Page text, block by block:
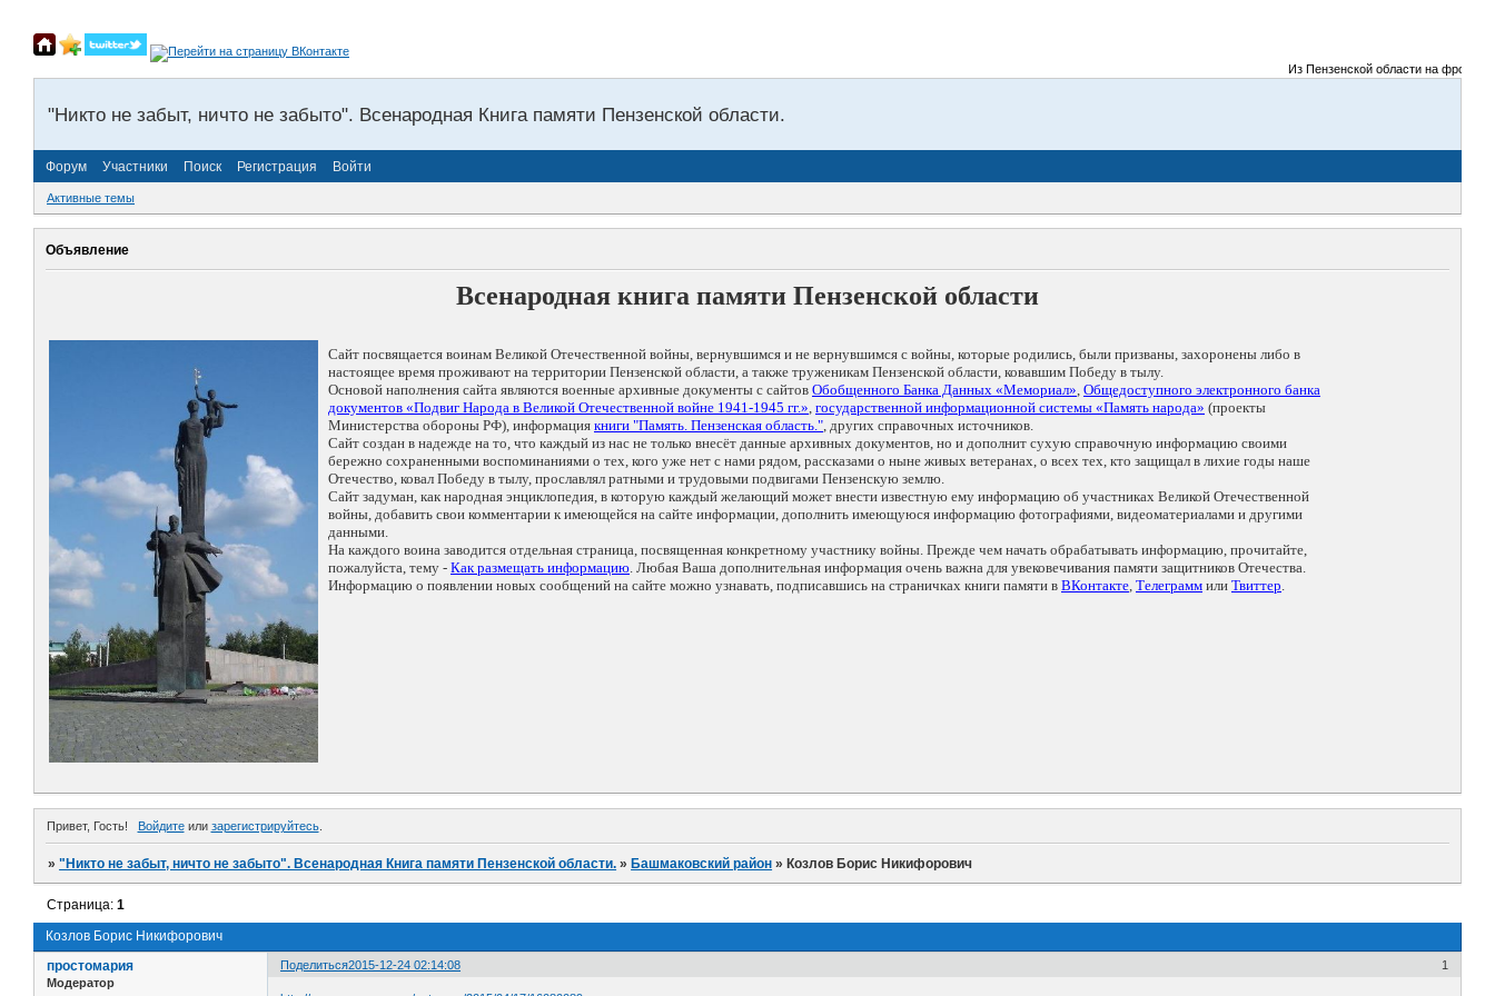
Из Пензенской области на фронты
"Никто не забыт, ничто не забыто". Всенародная Книга памяти Пензенской области.
Форум Участники Поиск Регистрация Войти
Активные темы
Объявление
Всенародная книга памяти Пензенской области
Сайт посвящается воинам Великой Отечественной войны, вернувшимся и не вернувшимся с войны, которые родились, были призваны, захоронены либо в
настоящее время проживают на территории Пензенской области, а также труженикам Пензенской области, ковавшим Победу в тылу.
Основой наполнения сайта являются военные архивные документы с сайтов Обобщенного Банка Данных «Мемориал», Общедоступного электронного банка
документов «Подвиг Народа в Великой Отечественной войне 1941-1945 гг.», государственной информационной системы «Память народа» (проекты
Министерства обороны РФ), информация книги "Память. Пензенская область.", других справочных источников.
Сайт создан в надежде на то, что каждый из нас не только внесёт данные архивных документов, но и дополнит сухую справочную информацию своими
бережно сохраненными воспоминаниями о тех, кого уже нет с нами рядом, рассказами о ныне живых ветеранах, о всех тех, кто защищал в лихие годы наше
Отечество, ковал Победу в тылу, прославлял ратными и трудовыми подвигами Пензенскую землю.
Сайт задуман, как народная энциклопедия, в которую каждый желающий может внести известную ему информацию об участниках Великой Отечественной
войны, добавить свои комментарии к имеющейся на сайте информации, дополнить имеющуюся информацию фотографиями, видеоматериалами и другими
данными.
На каждого воина заводится отдельная страница, посвященная конкретному участнику войны. Прежде чем начать обрабатывать информацию, прочитайте,
пожалуйста, тему - Как размещать информацию. Любая Ваша дополнительная информация очень важна для увековечивания памяти защитников Отечества.
Информацию о появлении новых сообщений на сайте можно узнавать, подписавшись на страничках книги памяти в ВКонтакте, Телеграмм или Твиттер.
Привет, Гость! Войдитеили зарегистрируйтесь.
»"Никто не забыт, ничто не забыто". Всенародная Книга памяти Пензенской области. » Башмаковский район » Козлов Борис Никифорович
Козлов Борис Никифорович
Страница:1
Поделиться 1
2015-12-24 02:14:08
простомария
Модератор